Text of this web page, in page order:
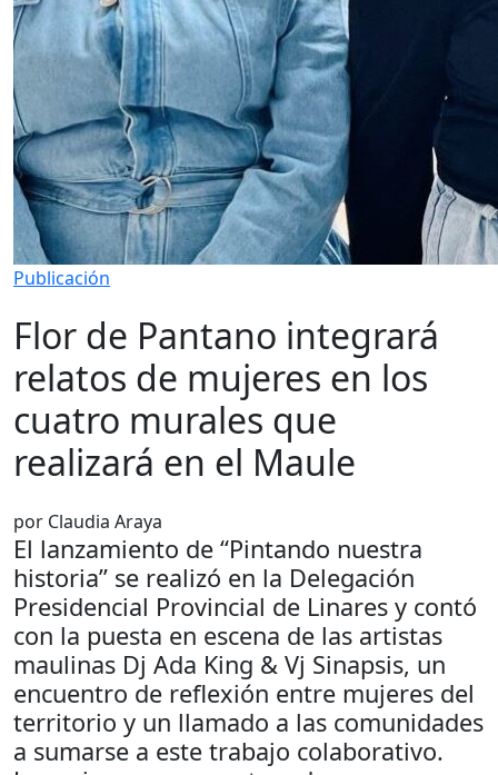
Publicación
Flor de Pantano integrará
relatos de mujeres en los
cuatro murales que
realizará en el Maule
por Claudia Araya
El lanzamiento de “Pintando nuestra
historia” se realizó en la Delegación
Presidencial Provincial de Linares y contó
con la puesta en escena de las artistas
maulinas Dj Ada King & Vj Sinapsis, un
encuentro de reflexión entre mujeres del
territorio y un llamado a las comunidades
a sumarse a este trabajo colaborativo.